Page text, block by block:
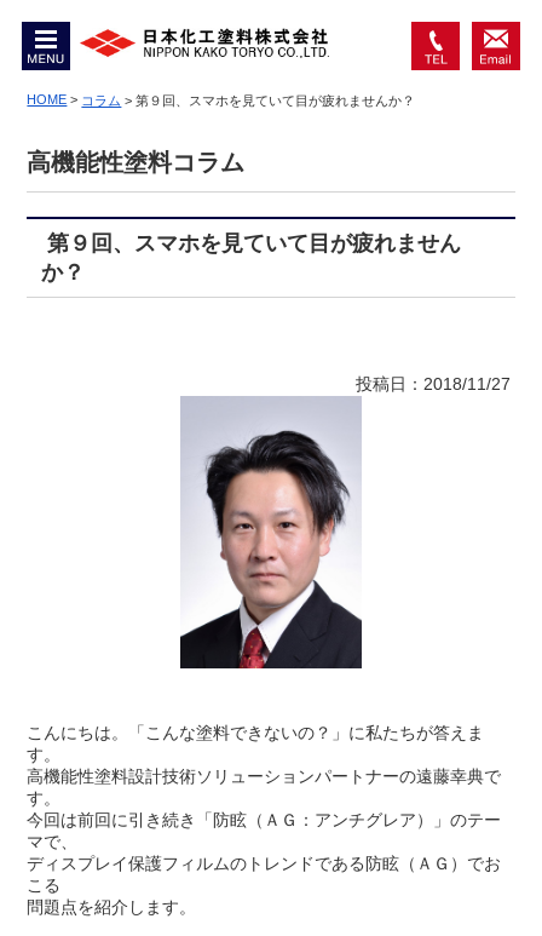
MENU
HOME > コラム >第９回、スマホを見ていて目が疲れませんか？
高機能性塗料コラム
第９回、スマホを見ていて目が疲れません
か？
投稿日：2018/11/27
こんにちは。「こんな塗料できないの？」に私たちが答えま
す。
高機能性塗料設計技術ソリューションパートナーの遠藤幸典で
す。
今回は前回に引き続き「防眩（ＡＧ：アンチグレア）」のテー
マで、
ディスプレイ保護フィルムのトレンドである防眩（ＡＧ）でお
こる
問題点を紹介します。